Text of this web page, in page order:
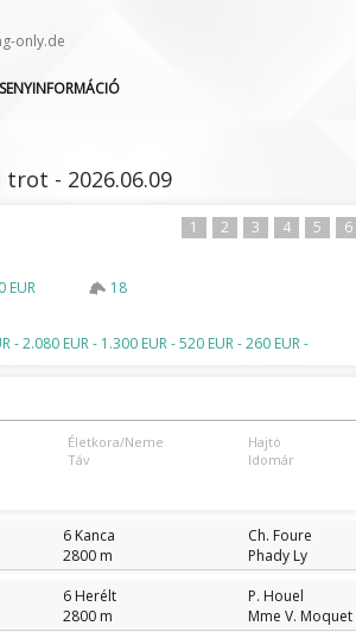
only.de
LISTÁJA
- 2026.06.09
1 2 3 4 5 6
EUR
18
- 2.080 EUR - 1.300 EUR - 520 EUR - 260 EUR -
Életkora/Neme
Táv
Hajtó
Idomár
6 Kanca
2800 m
Ch. Foure
Phady Ly
6 Herélt
2800 m
P. Houel
Mme V. Moquet